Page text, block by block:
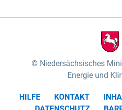
Niedersächsisches
Energie und
HILFE KONTAKT